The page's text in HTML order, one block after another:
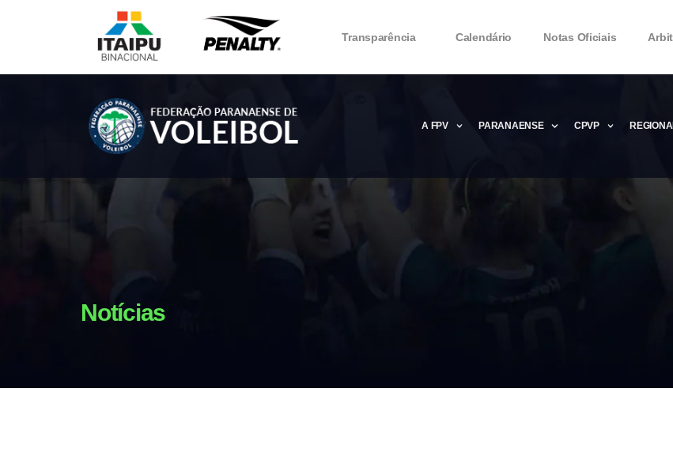
Transparência Calendário Notas Oficiais
A FPV
Microsoft Office 2016 Product Key
PARANAENSE CPVP
Notícias